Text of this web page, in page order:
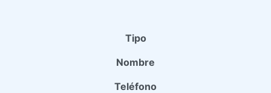
Tipo
Nombre
Teléfono